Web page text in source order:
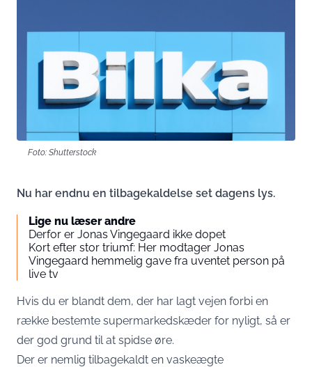
Foto: Shutterstock
Nu har endnu en tilbagekaldelse set dagens lys.
Lige nu læser andre
Derfor er Jonas Vingegaard ikke dopet
Kort efter stor triumf: Her modtager Jonas
Vingegaard hemmelig gave fra uventet person på
live tv
Hvis du er blandt dem, der har lagt vejen forbi en
række bestemte supermarkedskæder for nyligt, så er
der god grund til at spidse øre.
Der er nemlig tilbagekaldt en vaskeægte